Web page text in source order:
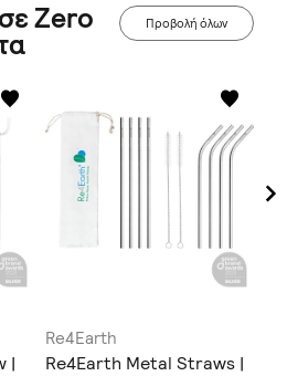
Zero Προβολή όλων
|
Re4Earth
Re4Earth Metal Straws |